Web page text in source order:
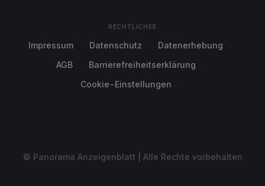
RECHTLICHES
Impressum Datenschutz
Datenerhebung
AGB
Barrierefreiheitserklärung
Cookie-Einstellungen
© Panorama Anzeigenblatt | Alle Rechte vorbehalten